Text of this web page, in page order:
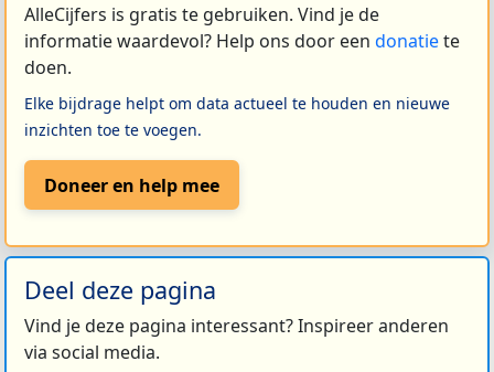
AlleCijfers is gratis te gebruiken. Vind je de
informatie waardevol? Help ons door een donatiete
doen.
Elke bijdrage helpt om data actueel te houden en nieuwe
inzichten toe te voegen.
Doneer en help mee
Deel deze pagina
Vind je deze pagina interessant? Inspireer anderen
via social media.